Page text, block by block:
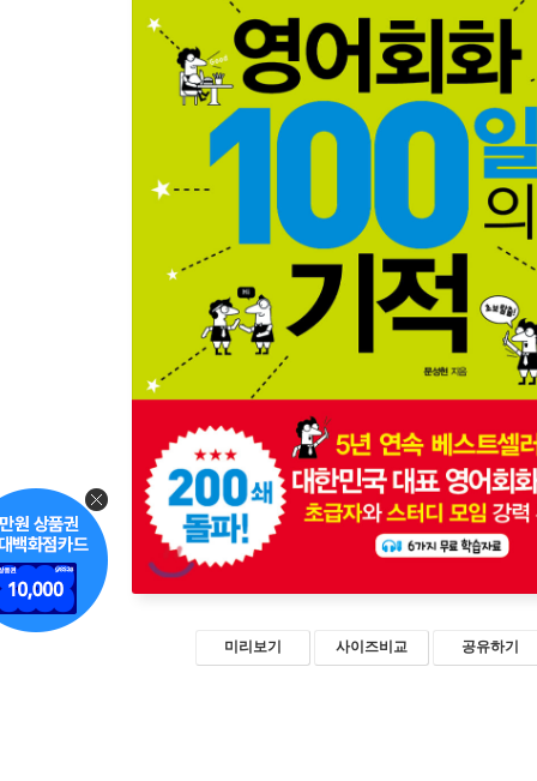
미리보기 사이즈비교 공유하기